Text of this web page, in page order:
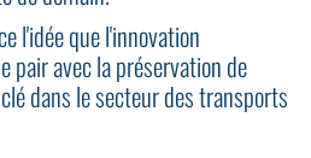
l'idée que l'innovation
pair avec la préservation de
dans le secteur des transports